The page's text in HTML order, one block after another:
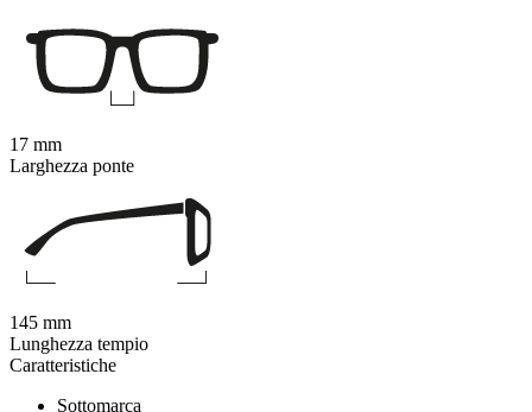
Caratteristiche
Sottomarca
17 mm
Larghezza ponte
145 mm
Lunghezza tempio